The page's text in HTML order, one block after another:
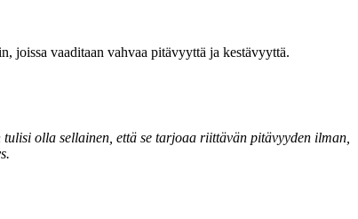
joissa vaaditaan vahvaa pitävyyttä ja kestävyyttä.
olla sellainen, että se tarjoaa riittävän pitävyyden ilman,